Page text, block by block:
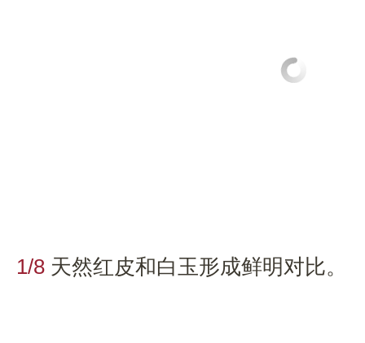
1/8 天然红皮和白玉形成鲜明对比。